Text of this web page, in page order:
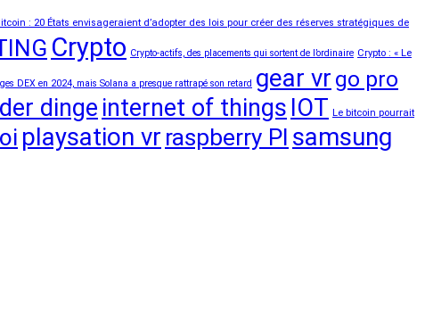
: 20 États envisageraient d’adopter des lois pour créer des réserves stratégiques de
Crypto Crypto-actifs, des placements qui sortent de l’ordinaire Crypto : « Le
DEX en 2024, mais Solana a presque rattrapé son retard gear vr go pro
dinge internet of things IOT Le bitcoin pourrait
playsation vr raspberry PI samsung